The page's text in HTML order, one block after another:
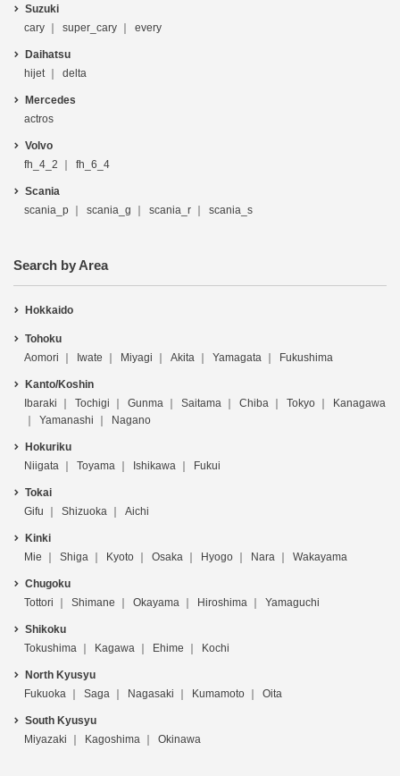
Suzuki
cary
super_cary every
Daihatsu
hijet
delta
Mercedes
actros
Volvo
fh_4_2
fh_6_4
Scania
scania_p
scania_g scania_r scania_s
Search by Area
Hokkaido
Tohoku
Aomori
Iwate Miyagi Akita Yamagata Fukushima
Kanto/Koshin
Ibaraki
Tochigi Gunma Saitama Chiba Tokyo
Kanagawa
Yamanashi
Nagano
Hokuriku
Niigata
Toyama Ishikawa Fukui
Tokai
Gifu
Shizuoka Aichi
Kinki
Mie
Shiga Kyoto Osaka Hyogo Nara Wakayama
Chugoku
Tottori
Shimane Okayama Hiroshima Yamaguchi
Shikoku
Tokushima
Kagawa Ehime Kochi
North Kyusyu
Fukuoka
Saga Nagasaki Kumamoto Oita
South Kyusyu
Miyazaki
Kagoshima Okinawa